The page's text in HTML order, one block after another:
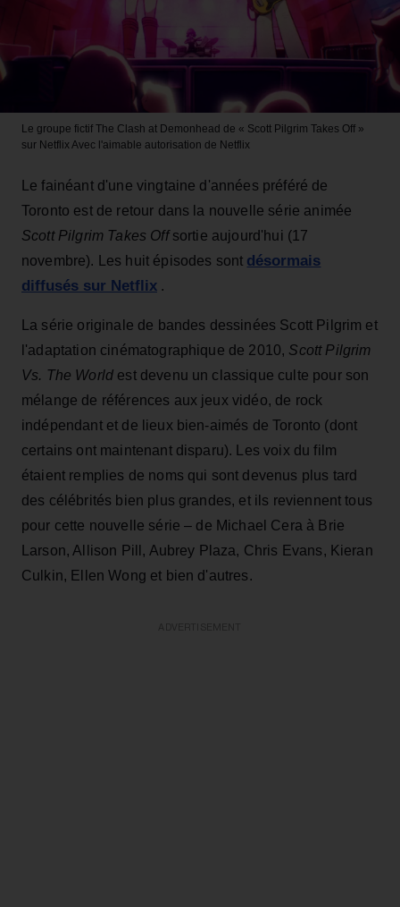
Le groupe fictif The Clash at Demonhead de « Scott Pilgrim Takes Off »
sur Netflix Avec l'aimable autorisation de Netflix
Le fainéant d'une vingtaine d'années préféré de
Toronto est de retour dans la nouvelle série animée
Scott Pilgrim Takes Offsortie aujourd'hui (17
novembre). Les huit épisodes sont désormais
diffusés sur Netflix .
La série originale de bandes dessinées Scott Pilgrim et
l'adaptation cinématographique de 2010, Scott Pilgrim
Vs. The World est devenu un classique culte pour son
mélange de références aux jeux vidéo, de rock
indépendant et de lieux bien-aimés de Toronto (dont
certains ont maintenant disparu). Les voix du film
étaient remplies de noms qui sont devenus plus tard
des célébrités bien plus grandes, et ils reviennent tous
pour cette nouvelle série – de Michael Cera à Brie
Larson, Allison Pill, Aubrey Plaza, Chris Evans, Kieran
Culkin, Ellen Wong et bien d'autres.